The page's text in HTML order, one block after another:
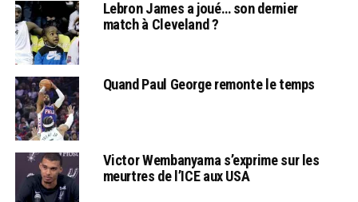
Lebron James a joué… son dernier
match à Cleveland ?
Quand Paul George remonte le temps
Victor Wembanyama s’exprime sur les
meurtres de l’ICE aux USA